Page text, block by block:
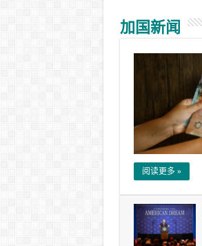
加国新闻
阅读更多 »